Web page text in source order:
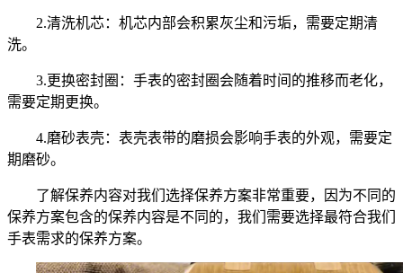
2.清洗机芯：机芯内部会积累灰尘和污垢，需要定期清
洗。
3.更换密封圈：手表的密封圈会随着时间的推移而老化，
需要定期更换。
4.磨砂表壳：表壳表带的磨损会影响手表的外观，需要定
期磨砂。
了解保养内容对我们选择保养方案非常重要，因为不同的
保养方案包含的保养内容是不同的，我们需要选择最符合我们
手表需求的保养方案。